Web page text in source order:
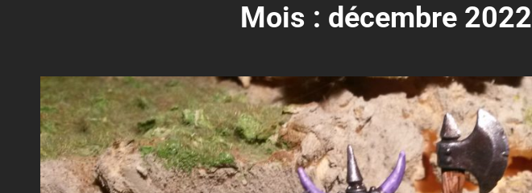
Mois : décembre 2022